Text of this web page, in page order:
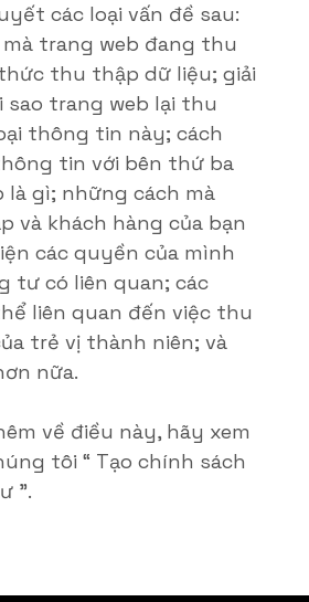
các loại vấn đề sau:
trang web đang thu
thu thập dữ liệu; giải
trang web lại thu
thông tin này; cách
tin với bên thứ ba
là gì; những cách mà
và khách hàng của bạn
các quyền của mình
tư có liên quan; các
liên quan đến việc thu
trẻ vị thành niên; và
nữa.
về điều này, hãy xem
tôi “ Tạo chính sách
”.